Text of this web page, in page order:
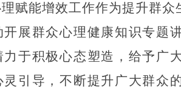
赋能增效工作作为提升群众
开展群众心理健康知识专题
力于积极心态塑造， 给予广
引导，不断提升广大群众